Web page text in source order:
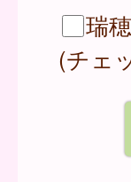
瑞
(チェ